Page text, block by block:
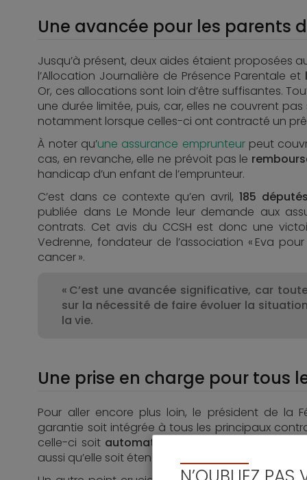
Une avancée pour les parents
Jusqu’à présent, deux aides étaient proposées
l’Allocation Journalière de Présence Parentale et
Or, ces allocations sont loin d’être suffisantes.
une durée limitée, puis, car, elles ne couvrent
notamment lorsque celles-ci ont contracté un
À noter qu’une assurance emprunteurpeut
cas, en revanche, elle ne prévoit pas le
handicap d’un enfant de l’emprunteur.
C’est dans ce contexte qu’en avril, 185
publiée dans Le Monde leur demande aux
contrats. Cet avis du CCSH est donc une
Vedrenne, fondateur de l’association « Eva
cancer ».
« C’est une avancée significative, car
sur la nécessité de faire évoluer la
la vie.
Une prise en charge pour tous
Pour aller encore plus loin, le président de la
garantie soit intégrée à tous les principaux
celle-ci soit automatiquement proposée à
aussi qu’elle soit étendue aux